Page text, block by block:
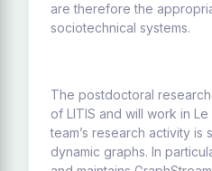
are therefore the
sociotechnical systems.
The postdoctoral
of LITIS and will work in
team’s research activity is
dynamic graphs. In